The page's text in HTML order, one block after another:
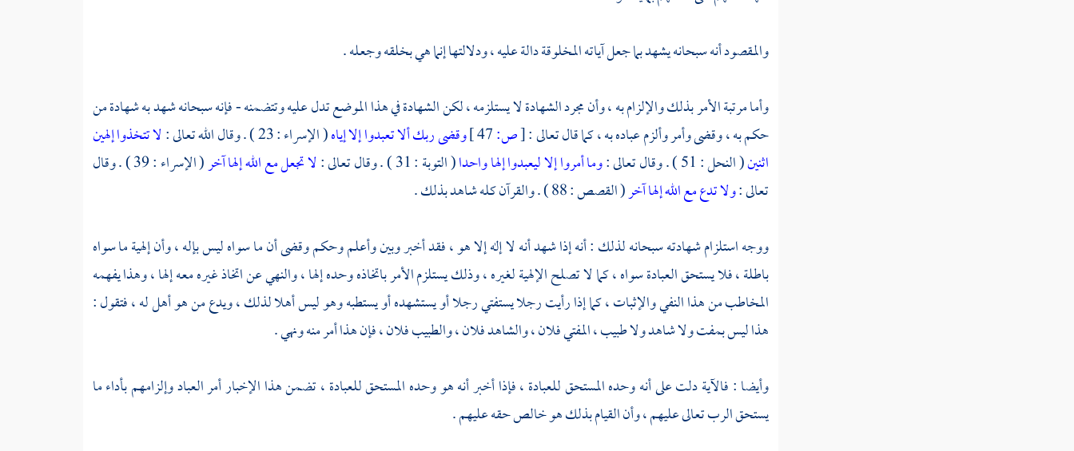
والمقصود أنه سبحانه يشهد بما جعل آياته المخلوقة دالة عليه ، ودلالتها إنما هي بخلقه وجعله .
وأما مرتبة الأمر بذلك والإلزام به ، وأن مجرد الشهادة لا يستلزمه ، لكن الشهادة في هذا الموضع تدل عليه وتتضمنه - فإنه سبحانه شهد به شهادة من
حكم به ، وقضى وأمر وألزم عباده به ، كما قال تعالى :[ص: وقضى ربك ألا تعبدوا إلا إياه( الإسراء : 23 ) . وقال الله تعالى :
لا تتخذوا إلهين
اثنين( النحل : 51 ) . وقال تعالى : وما أمروا إلا ليعبدوا إلها واحدا( التوبة : 31 ) . وقال تعالى : لا تجعل مع الله إلها آخر
( الإسراء : 39 ) . وقال
تعالى :ولا تدع مع الله إلها آخر( القصص : 88 ) . والقرآن كله شاهد بذلك .
ووجه استلزام شهادته سبحانه لذلك : أنه إذا شهد أنه لا إله إلا هو ، فقد أخبر وبين وأعلم وحكم وقضى أن ما سواه ليس بإله ، وأن إلهية ما سواه
باطلة ، فلا يستحق العبادة سواه ، كما لا تصلح الإلهية لغيره ، وذلك يستلزم الأمر باتخاذه وحده إلها ، والنهي عن اتخاذ غيره معه إلها ، وهذا يفهمه
المخاطب من هذا النفي والإثبات ، كما إذا رأيت رجلا يستفتي رجلا أو يستشهده أو يستطبه وهو ليس أهلا لذلك ، ويدع من هو أهل له ، فتقول :
هذا ليس بمفت ولا شاهد ولا طبيب ، المفتي فلان ، والشاهد فلان ، والطبيب فلان ، فإن هذا أمر منه ونهي .
وأيضا : فالآية دلت على أنه وحده المستحق للعبادة ، فإذا أخبر أنه هو وحده المستحق للعبادة ، تضمن هذا الإخبار أمر العباد وإلزامهم بأداء ما
يستحق الرب تعالى عليهم ، وأن القيام بذلك هو خالص حقه عليهم .